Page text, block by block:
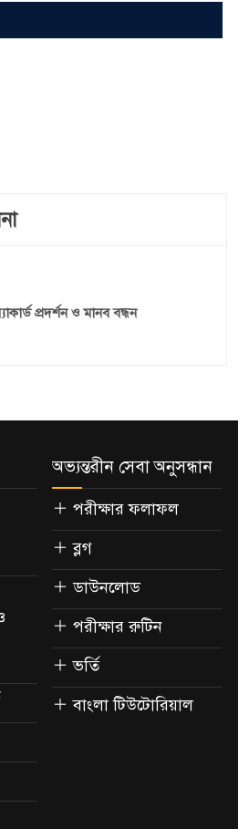
প্রদর্শন ও মানব বন্ধন
অভ্যন্তরীন সেবা অনুসন্ধান
পরীক্ষার ফলাফল
ব্লগ
ডাউনলোড
পরীক্ষার রুটিন
ভর্তি
বাংলা টিউটোরিয়াল